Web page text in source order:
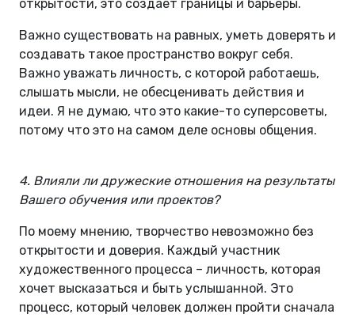
открытости, это создает границы и барьеры.
Важно существовать на равных, уметь доверять и
создавать такое пространство вокруг себя.
Важно уважать личность, с которой работаешь,
слышать мысли, не обесценивать действия и
идеи. Я не думаю, что это какие-то суперсоветы,
потому что это на самом деле основы общения.
4. Влияли ли дружеские отношения на результаты
Вашего обучения или проектов?
По моему мнению, творчество невозможно без
открытости и доверия. Каждый участник
художественного процесса – личность, которая
хочет высказаться и быть услышанной. Это
процесс, который человек должен пройти сначала